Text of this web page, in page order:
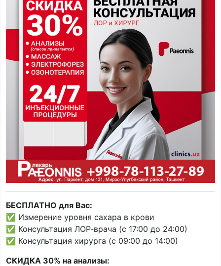
БЕСПЛАТНО для Вас:
✅ Измерение уровня сахара в крови
✅ Консультация ЛОР-врача (с 17:00 до 24:00)
✅ Консультация хирурга (с 09:00 до 14:00)
СКИДКА 30% на анализы: